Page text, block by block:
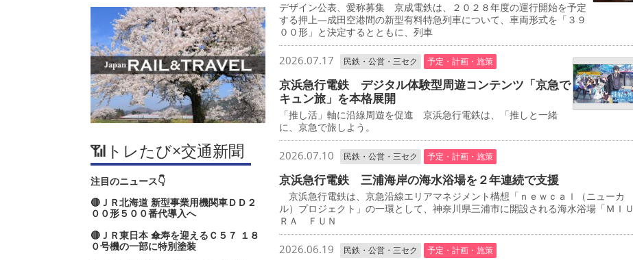
📶トレたび×交通新聞
注目のニュース👇
🔴ＪＲ北海道 新型事業用機関車ＤＤ２
００形５００番代導入へ
🔴ＪＲ東日本 傘寿を迎えるＣ５７ １８
０号機の一部に特別塗装
デザイン公表、愛称募集 京成電鉄は、２０２８年度の運行開始を予定
する押上―成田空港間の新型有料特急列車について、車両形式を「３９
００形」と決定するとともに、列車
2026.07.17 民鉄・公営・三セク 予定・計画・施策
京浜急行電鉄 デジタル体験型周遊コンテンツ「京急で
キュン旅」を本格展開
「推し活」軸に沿線周遊を促進 京浜急行電鉄は、「推しと一緒
に、京急で旅しよう。
2026.07.10 民鉄・公営・三セク 予定・計画・施策
京浜急行電鉄 三浦海岸の海水浴場を２年連続で支援
京浜急行電鉄は、京急沿線エリアマネジメント構想「ｎｅｗｃａｌ（ニューカ
ル）プロジェクト」の一環として、神奈川県三浦市に開設される海水浴場「ＭＩＵ
ＲＡ ＦＵＮ
2026.06.19 民鉄・公営・三セク 予定・計画・施策